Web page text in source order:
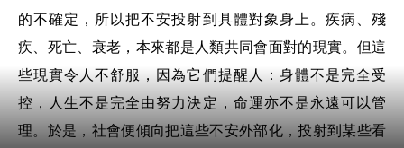
的不確定，所以把不安投射到具體對象身上。疾病、殘
疾、死亡、衰老，本來都是人類共同會面對的現實。但這
些現實令人不舒服，因為它們提醒人：身體不是完全受
控，人生不是完全由努力決定，命運亦不是永遠可以管
理。於是，社會便傾向把這些不安外部化，投射到某些看